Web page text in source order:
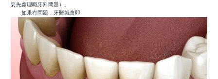
要先處理嘅牙科問題）。
如果冇問題，牙醫就會即